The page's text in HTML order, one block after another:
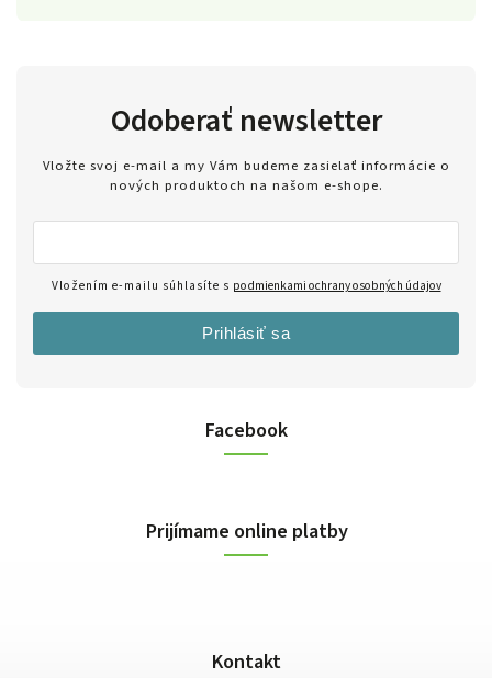
Facebook
Prijímame online platby
Kontakt
Odoberať newsletter
Vložte svoj e-mail a my Vám budeme zasielať informácie o
nových produktoch na našom e-shope.
Vložením e-mailu súhlasíte s podmienkami ochrany osobných údajov
Prihlásiť sa